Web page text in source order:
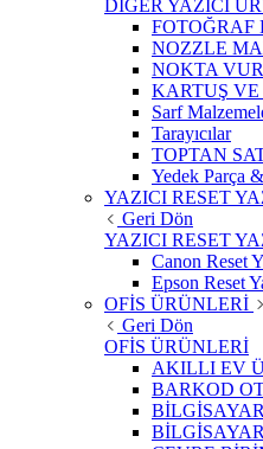
DİĞER YAZICI
NOZZLE
NOKTA
KARTUŞ VE
Sarf
Tarayıcılar
TOPTAN
Yedek Parça
YAZICI RESET
Geri Dön
YAZICI RESET
Canon Reset
Epson Reset
OFİS ÜRÜNLERİ
Geri Dön
OFİS ÜRÜNLERİ
AKILLI EV
BARKOD